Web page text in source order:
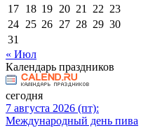
17 18 19 20 21 22 23
24 25 26 27 28 29 30
31
« Июл
Календарь праздников
сегодня
7 августа 2026 (пт):
Международный день пива